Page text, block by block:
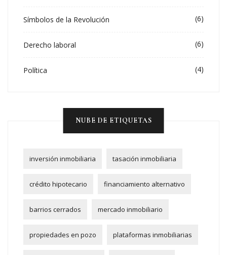
Símbolos de la Revolución (6)
Derecho laboral (6)
Política (4)
NUBE DE ETIQUETAS
inversión inmobiliaria tasación inmobiliaria
crédito hipotecario financiamiento alternativo
barrios cerrados mercado inmobiliario
propiedades en pozo plataformas inmobiliarias